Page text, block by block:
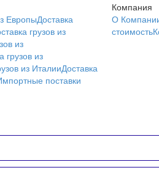
ЕвропыДоставка
грузов из
из
грузов из
из ИталииДоставка
поставки
Компания
О
стоимость